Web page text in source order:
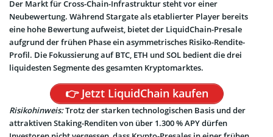
Der Markt für Cross-Chain-Infrastruktur steht vor einer
Neubewertung. Während Stargate als etablierter Player bereits
eine hohe Bewertung aufweist, bietet der LiquidChain-Presale
aufgrund der frühen Phase ein asymmetrisches Risiko-Rendite-
Profil. Die Fokussierung auf BTC, ETH und SOL bedient die drei
liquidesten Segmente des gesamten Kryptomarktes.
👉 Jetzt LiquidChain kaufen
Risikohinweis:Trotz der starken technologischen Basis und der
attraktiven Staking-Renditen von über 1.300 % APY dürfen